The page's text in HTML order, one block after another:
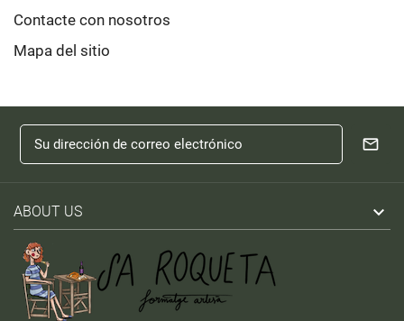
Contacte con nosotros
Mapa del sitio
ABOUT US 